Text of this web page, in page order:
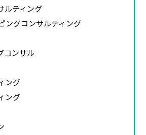
ルティング
ングコンサルティング
コンサル
ング
ング